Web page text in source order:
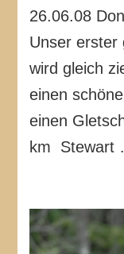
26.06.08
Unser erster
wird gleich
einen
einen
km Stewart